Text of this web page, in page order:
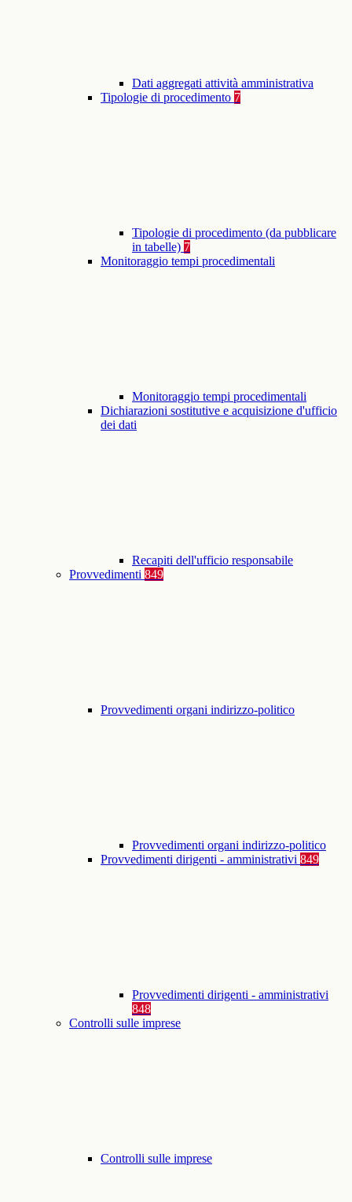
Dati aggregati attività amministrativa
Tipologie di procedimento 7
Tipologie di procedimento (da pubblicare
in tabelle) 7
Monitoraggio tempi procedimentali
Monitoraggio tempi procedimentali
Dichiarazioni sostitutive e acquisizione d'ufficio
dei dati
Recapiti dell'ufficio responsabile
Provvedimenti 849
Provvedimenti organi indirizzo-politico
Provvedimenti organi indirizzo-politico
Provvedimenti dirigenti - amministrativi 849
Provvedimenti dirigenti - amministrativi
848
Controlli sulle imprese
Controlli sulle imprese